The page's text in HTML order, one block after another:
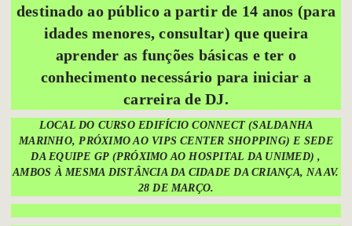
destinado ao público a partir de 14 anos (para
idades menores, consultar) que queira
aprender as funções básicas e ter o
conhecimento necessário para iniciar a
carreira de DJ.
LOCAL DO CURSO EDIFÍCIO CONNECT (SALDANHA
MARINHO, PRÓXIMO AO VIPS CENTER SHOPPING) E SEDE
DA EQUIPE GP (PRÓXIMO AO HOSPITAL DA UNIMED) ,
AMBOS À MESMA DISTÂNCIA DA CIDADE DA CRIANÇA, NA AV.
28 DE MARÇO.